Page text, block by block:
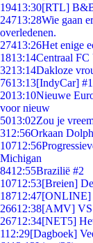
19413:30[RTL]
24713:28Wie gaan
overledenen.
27413:26Het enige
1813:14Centraal
3213:14Dakloze
7613:13[IndyCar]
2013:10Nieuwe
voor nieuw
5013:02Zou je
312:56Orkaan
10712:56
Michigan
8412:55Brazilië #2
10712:53[Breien]
18712:47[ONLINE]
26612:38[AMV] VS
26712:34[NET5]
112:29[Dagboek]